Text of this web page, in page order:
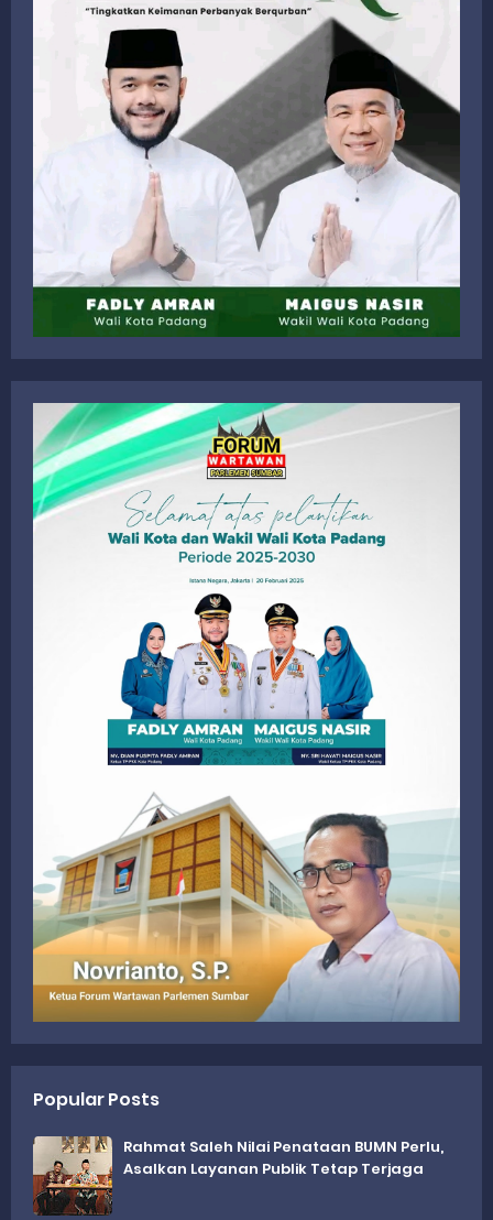
Popular Posts
Rahmat Saleh Nilai Penataan BUMN Perlu,
Asalkan Layanan Publik Tetap Terjaga